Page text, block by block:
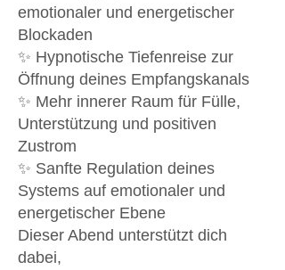
emotionaler und energetischer
Blockaden
✨ Hypnotische Tiefenreise zur
Öffnung deines Empfangskanals
✨ Mehr innerer Raum für Fülle,
Unterstützung und positiven
Zustrom
✨ Sanfte Regulation deines
Systems auf emotionaler und
energetischer Ebene
Dieser Abend unterstützt dich
dabei,